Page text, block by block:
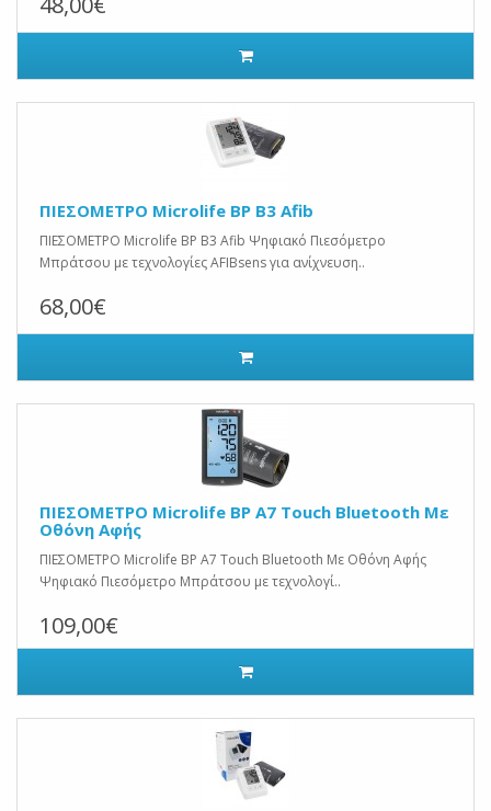
ΠΙΕΣΟΜΕΤΡΟ Microlife BP B3 Afib
ΠΙΕΣΟΜΕΤΡΟ Microlife BP B3 Afib Ψηφιακό Πιεσόμετρο
Μπράτσου με τεχνολογίες AFIBsens για ανίχνευση..
68,00€
ΠΙΕΣΟΜΕΤΡΟ Microlife BP A7 Touch Bluetooth Με
Οθόνη Αφής
ΠΙΕΣΟΜΕΤΡΟ Microlife BP A7 Touch Bluetooth Με Οθόνη Αφής
Ψηφιακό Πιεσόμετρο Μπράτσου με τεχνολογί..
109,00€